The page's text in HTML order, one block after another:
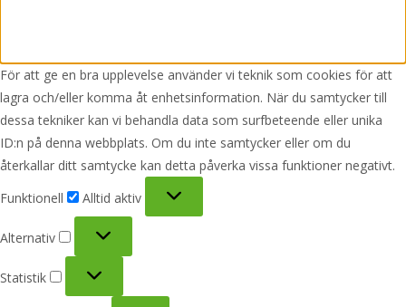
För att ge en bra upplevelse använder vi teknik som cookies för att
lagra och/eller komma åt enhetsinformation. När du samtycker till
dessa tekniker kan vi behandla data som surfbeteende eller unika
ID:n på denna webbplats. Om du inte samtycker eller om du
återkallar ditt samtycke kan detta påverka vissa funktioner negativt.
Funktionell
Alltid aktiv
Alternativ
Statistik